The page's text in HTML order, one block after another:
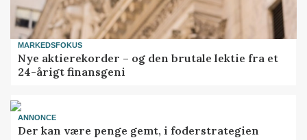
MARKEDSFOKUS
Nye aktierekorder – og den brutale lektie fra et
24-årigt finansgeni
ANNONCE
Der kan være penge gemt, i foderstrategien